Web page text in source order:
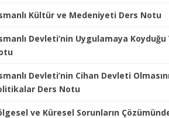
Kültür ve Medeniyeti Ders Notu
Devleti’nin Uygulamaya
Devleti’nin Cihan Devleti
Ders Notu
ve Küresel Sorunların